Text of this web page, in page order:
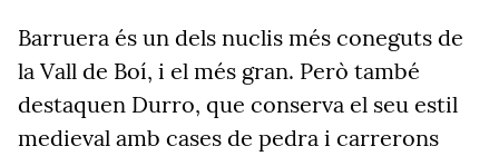
Barruera és un dels nuclis més coneguts de
la Vall de Boí, i el més gran. Però també
destaquen Durro, que conserva el seu estil
medieval amb cases de pedra i carrerons